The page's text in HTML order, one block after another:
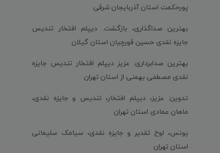
پورحکمت استان آذربایجان شرقی
بهترین صداگذاری، بازگشت. دیپلم افتخار تندیس
جایزه نقدی حسین قورچیان استان گیلان
بهترین صدابرداری: عزیز دیپلم افتخار تندیس جایزه
نقدی مصطفی بهمنی از استان تهران
تدوین: عزیز، دیپلم افتخار، تندیس و جایزه نقدی،
ماهان عمادی استان تهران
یونس، لوح تقدیر و جایزه نقدی، سیامک سلیمانی
استان تهران